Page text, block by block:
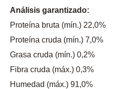
Análisis garantizado:
Proteína bruta (mín.) 22,0%
Proteína cruda (mín.) 7,0%
Grasa cruda (mín.) 0,2%
Fibra cruda (máx.) 0,3%
Humedad (máx.) 91,0%